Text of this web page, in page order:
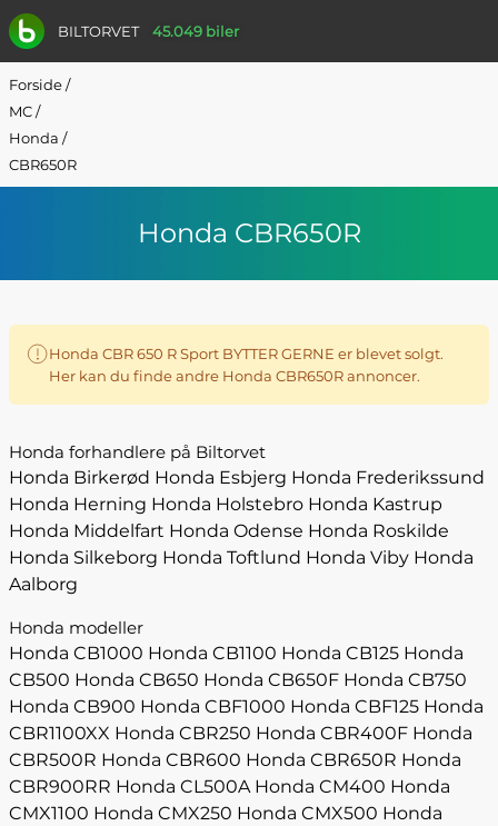
BILTORVET 45.049 biler
Forside/
MC/
Honda /
CBR650R
Honda CBR650R
Honda CBR 650 R Sport BYTTER GERNE er blevet solgt.
Her kan du finde andre Honda CBR650R annoncer.
Honda forhandlere på Biltorvet
Honda Birkerød Honda Esbjerg Honda Frederikssund
Honda Herning Honda Holstebro Honda Kastrup
Honda Middelfart Honda Odense Honda Roskilde
Honda Silkeborg Honda Toftlund Honda Viby Honda
Aalborg
Honda modeller
Honda CB1000 Honda CB1100 Honda CB125 Honda
CB500 Honda CB650 Honda CB650F Honda CB750
Honda CB900 Honda CBF1000 Honda CBF125 Honda
CBR1100XX Honda CBR250 Honda CBR400F Honda
CBR500R Honda CBR600 Honda CBR650R Honda
CBR900RR Honda CL500A Honda CM400 Honda
CMX1100 Honda CMX250 Honda CMX500 Honda